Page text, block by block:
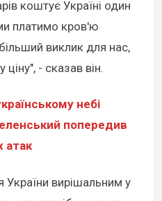
коштує Україні один
платимо кров'ю
виклик для нас,
- сказав він.
небі
попередив
атак
України вирішальним у